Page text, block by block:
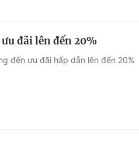
đãi lên đến 20%
đến ưu đãi hấp dẫn lên đến 20%